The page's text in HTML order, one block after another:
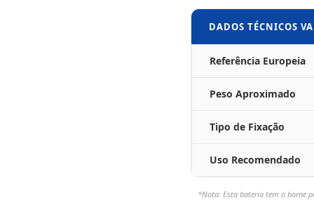
DADOS TÉCNICOS
Referência Europeia
Peso Aproximado
Tipo de Fixação
Uso Recomendado
*Nota: Esta bateria tem o borne